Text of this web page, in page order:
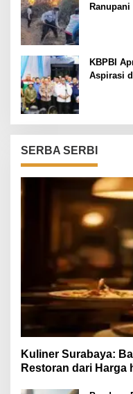
KBPBI
Aspirasi
SERBA SERBI
Kuliner Surabaya:
Restoran dari Harga